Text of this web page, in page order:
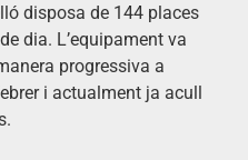
disposa de 144 places
dia. L’equipament va
progressiva a
i actualment ja acull